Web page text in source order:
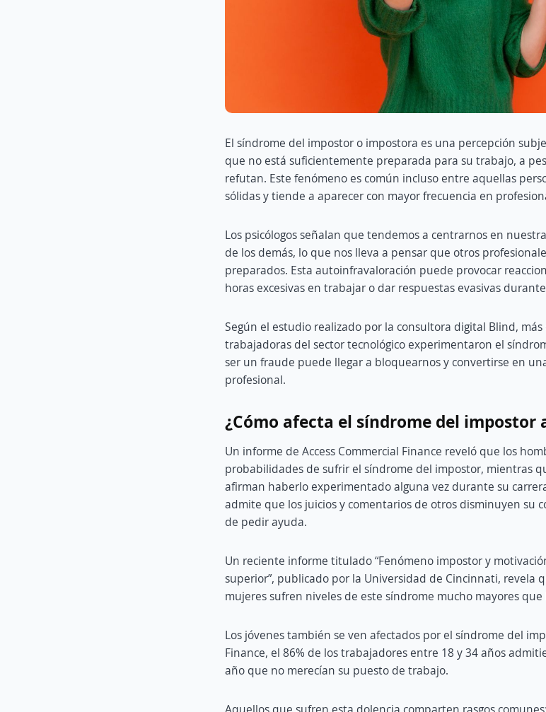
El síndrome del impostor o impostora es una percepción
que no está suficientemente preparada para su trabajo, a
refutan. Este fenómeno es común incluso entre aquellas
sólidas y tiende a aparecer con mayor frecuencia en
Los psicólogos señalan que tendemos a centrarnos en
de los demás, lo que nos lleva a pensar que otros
preparados. Esta autoinfravaloración puede provocar
horas excesivas en trabajar o dar respuestas evasivas
Según el estudio realizado por la consultora digital Blind,
trabajadoras del sector tecnológico experimentaron el
ser un fraude puede llegar a bloquearnos y convertirse en
profesional.
¿Cómo afecta el síndrome del impostor
Un informe de Access Commercial Finance reveló que los
probabilidades de sufrir el síndrome del impostor, mientras
afirman haberlo experimentado alguna vez durante su
admite que los juicios y comentarios de otros disminuyen su
de pedir ayuda.
Un reciente informe titulado “Fenómeno impostor y
superior”, publicado por la Universidad de Cincinnati, revela
mujeres sufren niveles de este síndrome mucho mayores que
Los jóvenes también se ven afectados por el síndrome del
Finance, el 86% de los trabajadores entre 18 y 34 años
año que no merecían su puesto de trabajo.